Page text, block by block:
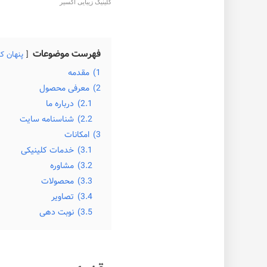
کلینیک زیبایی اکسیر
فهرست موضوعات پنهان
1) مقدمه
2) معرفی محصول
2.1) درباره ما
2.2) شناسنامه سایت
3) امکانات
3.1) خدمات کلینیکی
3.2) مشاوره
3.3) محصولات
3.4) تصاویر
3.5) نوبت دهی